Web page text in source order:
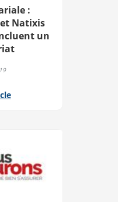
:
Natixis
un